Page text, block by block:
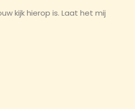
kijk hierop is. Laat het mij